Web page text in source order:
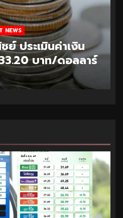
NEWS
ประเมินค่าเงิน
บาท/ดอลลาร์